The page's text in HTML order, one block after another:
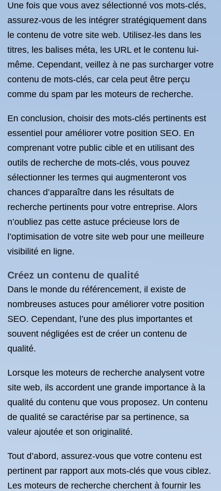
Une fois que vous avez sélectionné vos mots-clés,
assurez-vous de les intégrer stratégiquement dans
le contenu de votre site web. Utilisez-les dans les
titres, les balises méta, les URL et le contenu lui-
même. Cependant, veillez à ne pas surcharger votre
contenu de mots-clés, car cela peut être perçu
comme du spam par les moteurs de recherche.
En conclusion, choisir des mots-clés pertinents est
essentiel pour améliorer votre position SEO. En
comprenant votre public cible et en utilisant des
outils de recherche de mots-clés, vous pouvez
sélectionner les termes qui augmenteront vos
chances d’apparaître dans les résultats de
recherche pertinents pour votre entreprise. Alors
n’oubliez pas cette astuce précieuse lors de
l’optimisation de votre site web pour une meilleure
visibilité en ligne.
Créez un contenu de qualité
Dans le monde du référencement, il existe de
nombreuses astuces pour améliorer votre position
SEO. Cependant, l’une des plus importantes et
souvent négligées est de créer un contenu de
qualité.
Lorsque les moteurs de recherche analysent votre
site web, ils accordent une grande importance à la
qualité du contenu que vous proposez. Un contenu
de qualité se caractérise par sa pertinence, sa
valeur ajoutée et son originalité.
Tout d’abord, assurez-vous que votre contenu est
pertinent par rapport aux mots-clés que vous ciblez.
Les moteurs de recherche cherchent à fournir les